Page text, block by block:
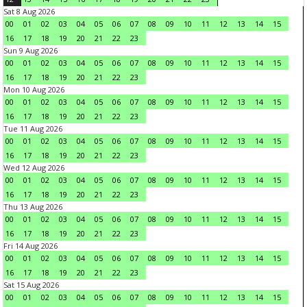
Sat 8 Aug 2026
00
01 02 03 04 05 06 07 08 09 10 11 12 13 14
15
16
17 18 19 20 21 22
23
Sun 9 Aug 2026
00
01 02 03 04 05 06 07 08 09 10 11 12 13 14
15
16
17 18 19 20 21 22
23
Mon 10 Aug 2026
00
01 02 03 04 05 06 07 08 09 10 11 12 13 14
15
16
17 18 19 20 21 22
23
Tue 11 Aug 2026
00
01 02 03 04 05 06 07 08 09 10 11 12 13 14
15
16
17 18 19 20 21 22
23
Wed 12 Aug 2026
00
01 02 03 04 05 06 07 08 09 10 11 12 13 14
15
16
17 18 19 20 21 22
23
Thu 13 Aug 2026
00
01 02 03 04 05 06 07 08 09 10 11 12 13 14
15
16
17 18 19 20 21 22
23
Fri 14 Aug 2026
00
01 02 03 04 05 06 07 08 09 10 11 12 13 14
15
16
17 18 19 20 21 22
23
Sat 15 Aug 2026
00
01 02 03 04 05 06 07 08 09 10 11 12 13 14
15